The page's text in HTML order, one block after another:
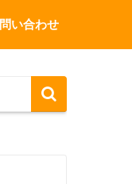
問い合わせ